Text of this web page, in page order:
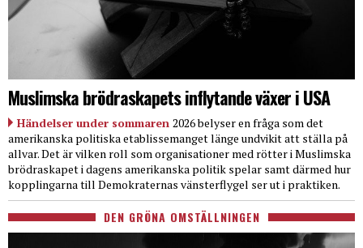
Muslimska brödraskapets inflytande växer i USA
Händelser under sommaren 2026 belyser en fråga som det
amerikanska politiska etablissemanget länge undvikit att ställa på
allvar. Det är vilken roll som organisationer med rötter i Muslimska
brödraskapet i dagens amerikanska politik spelar samt därmed hur
kopplingarna till Demokraternas vänsterflygel ser ut i praktiken.
DEN GRÖNA OMSTÄLLNINGEN